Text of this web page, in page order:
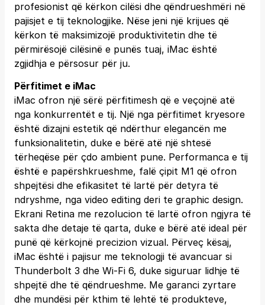
profesionist që kërkon cilësi dhe qëndrueshmëri në
pajisjet e tij teknologjike. Nëse jeni një krijues që
kërkon të maksimizojë produktivitetin dhe të
përmirësojë cilësinë e punës tuaj, iMac është
zgjidhja e përsosur për ju.
Përfitimet e iMac
iMac ofron një sërë përfitimesh që e veçojnë atë
nga konkurrentët e tij. Një nga përfitimet kryesore
është dizajni estetik që ndërthur elegancën me
funksionalitetin, duke e bërë atë një shtesë
tërheqëse për çdo ambient pune. Performanca e tij
është e papërshkrueshme, falë çipit M1 që ofron
shpejtësi dhe efikasitet të lartë për detyra të
ndryshme, nga video editing deri te graphic design.
Ekrani Retina me rezolucion të lartë ofron ngjyra të
sakta dhe detaje të qarta, duke e bërë atë ideal për
punë që kërkojnë precizion vizual. Përveç kësaj,
iMac është i pajisur me teknologji të avancuar si
Thunderbolt 3 dhe Wi-Fi 6, duke siguruar lidhje të
shpejtë dhe të qëndrueshme. Me garanci zyrtare
dhe mundësi për kthim të lehtë të produkteve,